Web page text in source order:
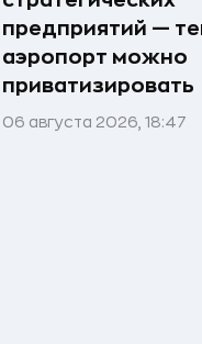
предприятий —
аэропорт можно
приватизировать
06 августа 2026, 18:47